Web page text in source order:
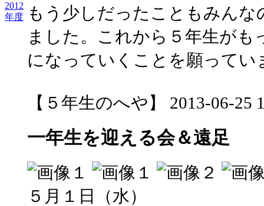
2012
年度
もう少しだったこともみん
ました。これから５年生が
になっていくことを願ってい
【５年生のへや】 2013-06-25
一年生を迎える会＆遠足
５月１日（水）